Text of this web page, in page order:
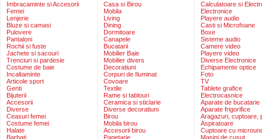
Imbracaminte si Accesorii
Femei
Lenjerie
Bluze si camasi
Pulovere
Pantaloni
Rochii si fuste
Jachete si sacouri
Trenciuri si pardesie
Costume de baie
Incaltaminte
Articole sport
Genti
Bijuterii
Accesorii
Diverse
Ceasuri femei
Costume femei
Halate
Barbati
Casa si Birou
Mobila
Living
Dining
Dormitoare
Canapele
Bucatarii
Mobilier Baie
Mobilier divers
Decoratiuni
Corpuri de Iluminat
Covoare
Textile
Rame si tablouri
Ceramica si sticlarie
Diverse decoratiuni
Birou
Mobila birou
Accesorii birou
Papetarie
Calculatoare si
Electronice
Playere audio
Casti si Microfoane
Boxe
Sisteme audio
Camere video
Playere video
Diverse Electronice
Echipamente optice
Foto
TV
Tablete grafice
Electrocasnice
Aparate de bucatarie
Aparate frigorifice
Aragazuri, cuptoare,
Aspiratoare
Cuptoare cu
Masini de cusut